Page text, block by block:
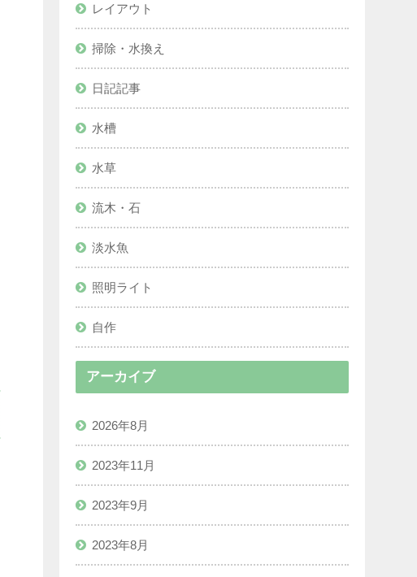
レイアウト
掃除・水換え
日記記事
水槽
水草
流木・石
淡水魚
照明ライト
自作
アーカイブ
2026年8月
2023年11月
2023年9月
2023年8月